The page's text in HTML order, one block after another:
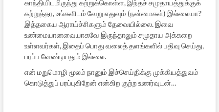
காந்தியிடமிருந்து கற்றுக்கொள்ள, இந்தச் சமுதாயத்துக்குக்
கற்றுத்தர, உங்களிடம் வேறு எதுவும் (நன்மைகள்) இல்லையா?
இத்தகைய ஆராய்ச்சிகளும் தேவையில்லை. இவை
உண்மையானவையாகவே இருந்தாலும் சமுதாய அக்கறை
உள்ளவர்கள், இதைப் பொது வலைத் தளங்களில் பதிவு செய்து,
பரப்ப வேண்டியதும் இல்லை.
என் மறுமொழி மூலம் நானும் இச்செய்திக்கு முக்கியத்துவம்
கொடுத்துப் பரப்புகிறேன் என்கிற குற்ற உணர்வுடன்…